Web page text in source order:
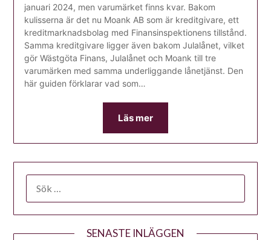
januari 2024, men varumärket finns kvar. Bakom
kulisserna är det nu Moank AB som är kreditgivare, ett
kreditmarknadsbolag med Finansinspektionens tillstånd.
Samma kreditgivare ligger även bakom Julalånet, vilket
gör Wästgöta Finans, Julalånet och Moank till tre
varumärken med samma underliggande lånetjänst. Den
här guiden förklarar vad som…
Läs mer
SENASTE INLÄGGEN